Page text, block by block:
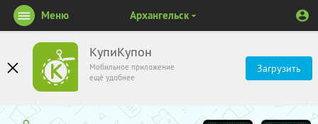
КупиКупон
Мобильное приложение
ещё удобнее
Загрузить
Меню Архангельск